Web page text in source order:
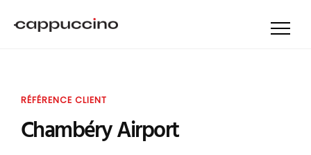
RÉFÉRENCE CLIENT
Chambéry Airport